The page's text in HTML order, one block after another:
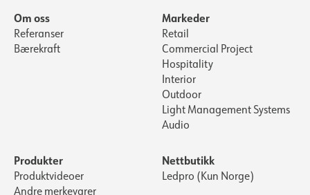
Om oss
Referanser
Bærekraft
Markeder
Retail
Commercial Project
Hospitality
Interior
Outdoor
Light Management Systems
Audio
Produkter
Produktvideoer
Andre merkevarer
Nettbutikk
Ledpro (Kun Norge)